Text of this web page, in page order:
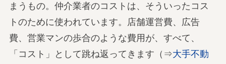
まうもの。仲介業者のコストは、そういったコス
トのために使われています。店舗運営費、広告
費、営業マンの歩合のような費用が、すべて、
「コスト」として跳ね返ってきます（⇒大手不動